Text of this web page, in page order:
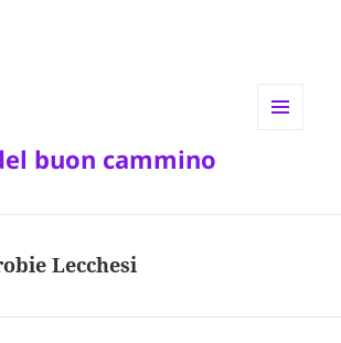
buon cammino
Lecchesi